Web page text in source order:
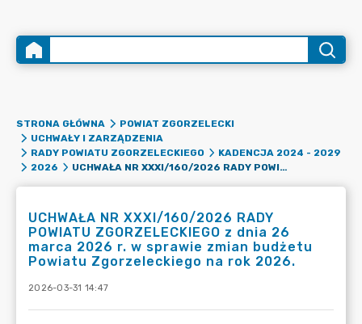
STRONA GŁÓWNA
POWIAT ZGORZELECKI
UCHWAŁY I ZARZĄDZENIA
RADY POWIATU ZGORZELECKIEGO
KADENCJA 2024 - 2029
2026
UCHWAŁA NR XXXI/160/2026 RADY POWIATU ZGORZELECKIEGO Z DNIA 26 MARCA 2026 R. W SPRAWIE ZMIAN BUDŻETU POWIATU ZGORZELECKIEGO NA ROK 2026.
UCHWAŁA NR XXXI/160/2026 RADY
POWIATU ZGORZELECKIEGO z dnia 26
marca 2026 r. w sprawie zmian budżetu
Powiatu Zgorzeleckiego na rok 2026.
2026-03-31 14:47